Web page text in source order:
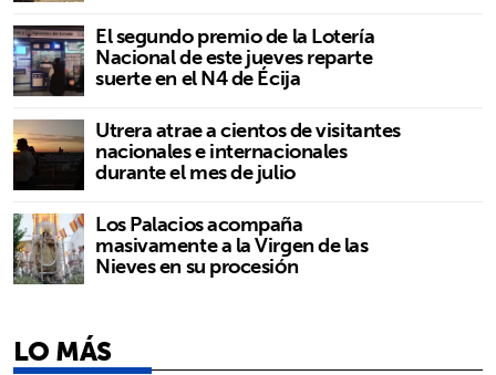
El segundo premio de la Lotería
Nacional de este jueves reparte
suerte en el N4 de Écija
Utrera atrae a cientos de visitantes
nacionales e internacionales
durante el mes de julio
Los Palacios acompaña
masivamente a la Virgen de las
Nieves en su procesión
LO MÁS